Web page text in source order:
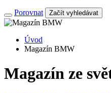
Porovnat Začít vyhledávat
Úvod
Magazín BMW
Magazín ze